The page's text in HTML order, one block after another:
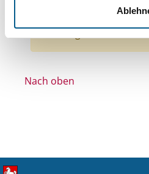
Themen: Integration
Nach oben